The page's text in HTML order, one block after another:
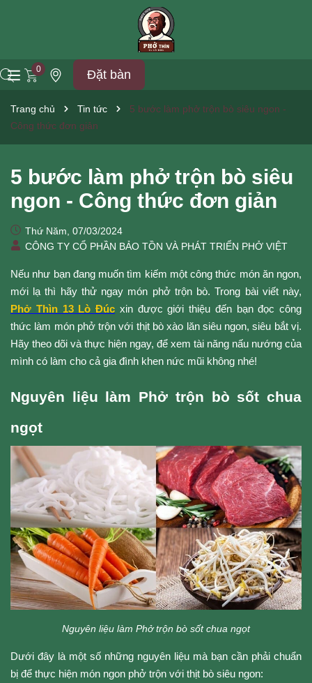
0 Đặt bàn
Trang chủ Tin tức
5 bước làm phở trộn bò siêu ngon -
Công thức đơn giản
5 bước làm phở trộn bò siêu
ngon - Công thức đơn giản
Thứ Năm, 07/03/2024
CÔNG TY CỔ PHẦN BẢO TỒN VÀ PHÁT TRIỂN PHỞ VIỆT
Nếu như bạn đang muốn tìm kiếm một công thức món ăn ngon,
Phở Thìn 13 Lò Đúc xin được giới thiệu đến bạn đọc công
thức làm món phở trộn với thịt bò xào lăn siêu ngon, siêu bắt vị.
Hãy theo dõi và thực hiện ngay, để xem tài năng nấu nướng của
mình có làm cho cả gia đình khen nức mũi không nhé!
Nguyên liệu làm Phở trộn bò sốt chua
ngọt
Nguyên liệu làm Phở trộn bò sốt chua ngọt
Dưới đây là một số những nguyên liệu mà bạn cần phải chuẩn
bị để thực hiện món ngon phở trộn với thịt bò siêu ngon: